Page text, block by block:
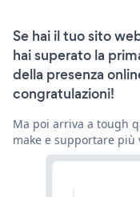
Se hai il tuo sito
hai superato la
della presenza
congratulazioni!
Ma poi arriva a tough
make e supportare più